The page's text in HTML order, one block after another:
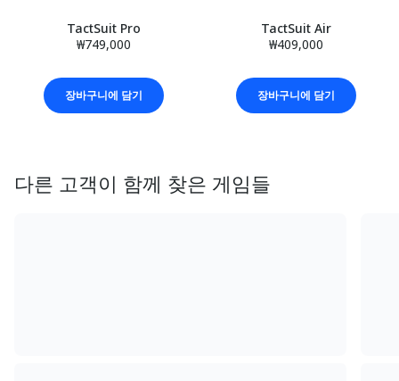
TactSuit Pro
₩749,000
장바구니에 담기
TactSuit Air
₩409,000
장바구니에 담기
다른 고객이 함께 찾은 게임들